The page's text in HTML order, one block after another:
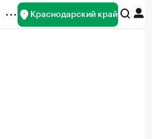
Краснодарский край